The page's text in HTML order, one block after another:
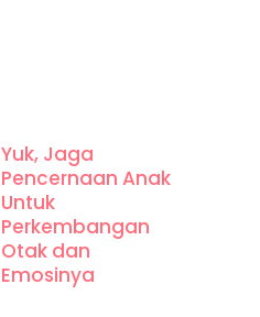
Yuk, Jaga
Pencernaan Anak
Untuk
Perkembangan
Otak dan
Emosinya